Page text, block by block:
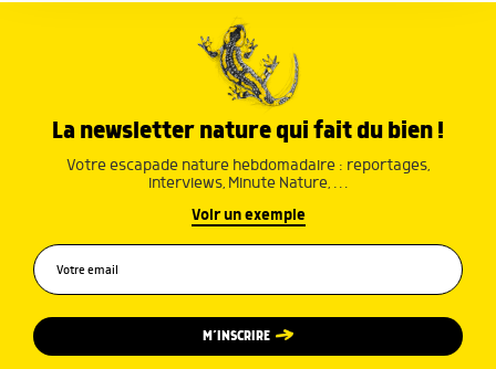
La newsletter nature qui fait du bien !
Votre escapade nature hebdomadaire : reportages,
interviews, Minute Nature, …
Voir un exemple
M’INSCRIRE